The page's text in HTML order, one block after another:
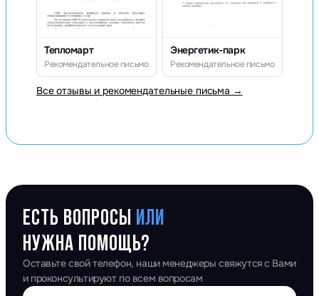
Тепломарт
Рекомендательное письмо
Энергетик-парк
Рекомендательное письмо
Все отзывы и рекомендательные письма →
ЕСТЬ ВОПРОСЫ ИЛИ
НУЖНА ПОМОЩЬ?
Оставьте свой телефон, наши менеджеры свяжутся с Вами
и проконсультируют по всем вопросам